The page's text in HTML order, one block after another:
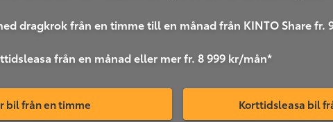
dragkrok från en timme till en månad från KINTO Share fr.
från en månad eller mer fr. 8 999 kr/mån*
bil från en timme Korttidsleasa bil